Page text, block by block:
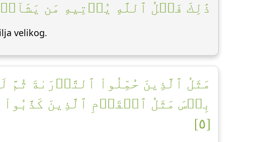
ذَٰلِكَ فَضۡلُ ٱللَّهِ يُؤۡتِيهِ مَن
velikog.
مَثَلُ ٱلَّذِينَ حُمِّلُواْ ٱلتَّوۡرَىٰةَ
بِئۡسَ مَثَلُ ٱلۡقَوۡمِ ٱلَّذِينَ
[٥]